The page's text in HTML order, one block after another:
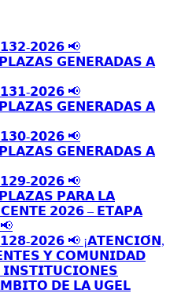
𝟮𝟬𝟮𝟲 📢
𝗚𝗘𝗡𝗘𝗥𝗔𝗗𝗔𝗦 𝗔
𝟮𝟬𝟮𝟲 📢
𝗚𝗘𝗡𝗘𝗥𝗔𝗗𝗔𝗦 𝗔
𝟮𝟬𝟮𝟲 📢
𝗚𝗘𝗡𝗘𝗥𝗔𝗗𝗔𝗦 𝗔
𝟮𝟬𝟮𝟲 📢
𝗣𝗔𝗥𝗔 𝗟𝗔
𝟮𝟬𝟮𝟲 – 𝗘𝗧𝗔𝗣𝗔
𝟮𝟬𝟮𝟲 📢 ¡𝗔𝗧𝗘𝗡𝗖𝗜𝗢́𝗡,
𝗬 𝗖𝗢𝗠𝗨𝗡𝗜𝗗𝗔𝗗
𝗗𝗘 𝗟𝗔 𝗨𝗚𝗘𝗟